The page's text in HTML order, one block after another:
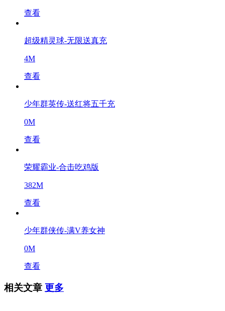
查看
超级精灵球-无限送真充
4M
查看
少年群英传-送红将五千充
0M
查看
荣耀霸业-合击吃鸡版
382M
查看
少年群侠传-满V养女神
0M
查看
相关文章 更多